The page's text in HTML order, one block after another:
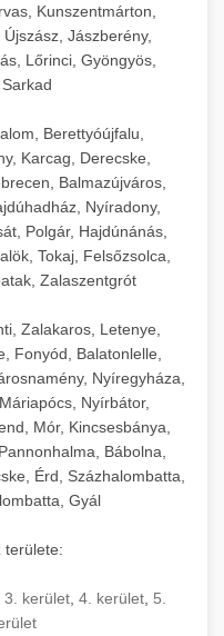
Kunszentmárton,
Jászberény,
Lőrinci, Gyöngyös,
Berettyóújfalu,
Karcag, Derecske,
Balmazújváros,
Nyíradony,
Polgár, Hajdúnánás,
Tokaj, Felsőzsolca,
Zalaszentgrót
Zalakaros, Letenye,
Fonyód, Balatonlelle,
Nyíregyháza,
Nyírbátor,
Mór, Kincsesbánya,
Bábolna,
Érd, Százhalombatta,
Gyál
területe:
3. kerület 4. kerület 5.